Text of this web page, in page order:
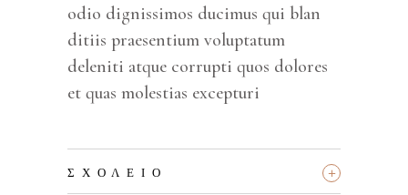
odio dignissimos ducimus qui blan
ditiis praesentium voluptatum
deleniti atque corrupti quos dolores
et quas molestias excepturi
ΣΧΟΛΕΊΟ +